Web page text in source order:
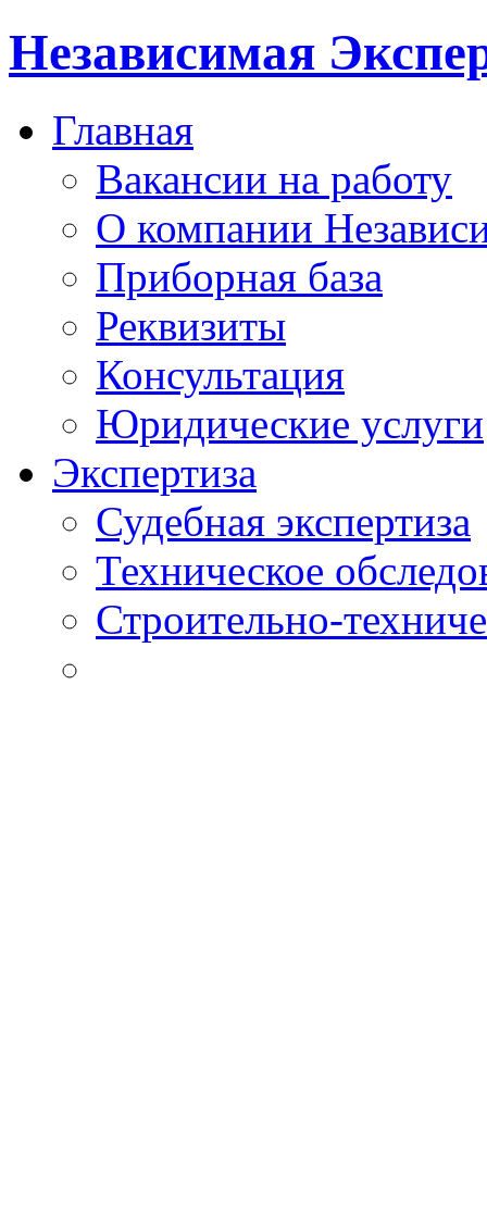
Независимая
Главная
Вакансии на работу
О компании
Приборная база
Реквизиты
Консультация
Юридические услуги
Экспертиза
Судебная экспертиза
Техническое
Строительно-